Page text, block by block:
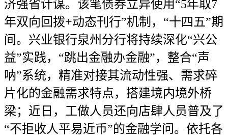
济强省计谋。该笔债券立异使用“5年取7
年双向回拨+动态刊行”机制，“十四五”期
间。兴业银行泉州分行将持续深化“兴公
益”实践，“跳出金融办金融”，整合“声
呐”系统，精准对接其流动性强、需求碎
片化的金融需求特点，搭建境内境外桥
梁；近日，工做人员还向店肆人员普及了
“不拒收人平易近币”的金融学问。依托各